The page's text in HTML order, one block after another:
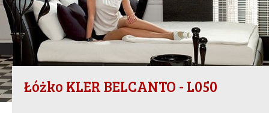
Łóżko KLER BELCANTO - L050